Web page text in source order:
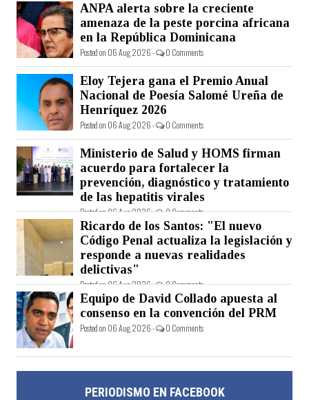
ANPA alerta sobre la creciente
amenaza de la peste porcina africana
en la República Dominicana
Posted on 06 Aug 2026 - 0 Comments
Eloy Tejera gana el Premio Anual
Nacional de Poesía Salomé Ureña de
Henríquez 2026
Posted on 06 Aug 2026 - 0 Comments
Ministerio de Salud y HOMS firman
acuerdo para fortalecer la
prevención, diagnóstico y tratamiento
de las hepatitis virales
Posted on 06 Aug 2026 - 0 Comments
Ricardo de los Santos: "El nuevo
Código Penal actualiza la legislación y
responde a nuevas realidades
delictivas"
Posted on 06 Aug 2026 - 0 Comments
Equipo de David Collado apuesta al
consenso en la convención del PRM
Posted on 06 Aug 2026 - 0 Comments
PERIODISMO EN FACEBOOK